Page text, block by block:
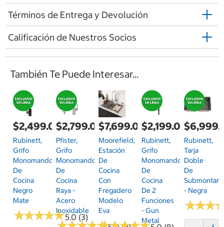
Términos de Entrega y Devolución
Calificación de Nuestros Socios
También Te Puede Interesar...
$2,499.00
Rubinett,
Grifo
Monomando
De
Cocina
Negro
Mate
★★★★★
★★★★★5.0 (3)
$2,799.00
Pfister,
Grifo
Monomando
De
Cocina
Raya -
Acero
Inoxidable
$7,699.00
Moorefield,
Estación
De
Cocina
Con
Fregadero
Modelo
Eva
$2,199.00
Rubinett,
Grifo
Monomando
De
Cocina
De 2
Funciones
- Gun
Metal
Rubinett,
Tarja
Doble
De
Submontar
- Negra
★★★
★★★